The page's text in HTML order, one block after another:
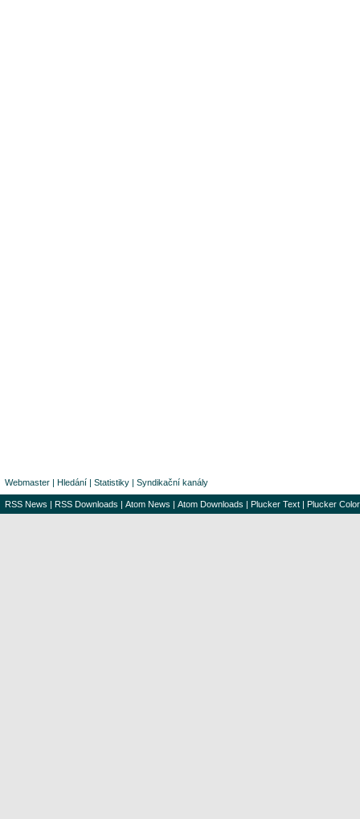
Webmaster | Hledání | Statistiky | Syndikační kanály
RSS News | RSS Downloads | Atom News | Atom Downloads | Plucker Text | Plucker Color